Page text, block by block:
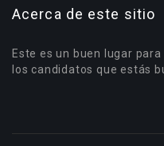
Acerca de este sitio
Este es un buen lugar
los candidatos que estás